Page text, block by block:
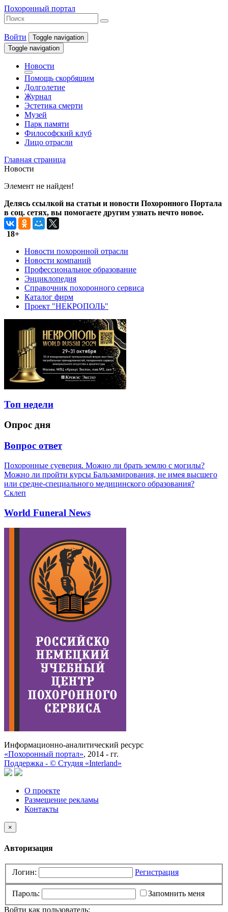
Похоронный портал
Войти
Toggle navigation
Toggle navigation
Новости
Помощь скорбящим
Долголетие
Журнал
Эстетика смерти
Музей
Парк памяти
Философский клуб
Лицо отрасли
Главная страница
Новости
Элемент не найден!
Делясь ссылкой на статьи и новости Похоронного Портала
в соц. сетях, вы помогаете другим узнать нечто новое.
18+
Новости похоронной отрасли
Новости компаний
Профессиональное образование
Энциклопедия
Справочник похоронного сервиса
Каталог фирм
Проект "НЕКРОПОЛЬ"
Топ недели
Опрос дня
Вопрос ответ
Похоронные суеверия. Можно ли брать землю с могилы?
Можно ли пройти курсы Бальзамирования, не имея высшего
или средне-специального медицинского образования?
Склеп
World Funeral News
Информационно-аналитический ресурс
«Похоронный портал», 2014 - гг.
Поддержка - © Cтудия «Interland»
О проекте
Размещение рекламы
Контакты
×
Авторизация
Логин: Регистрация
Пароль:
Запомнить меня
Войти как пользователь: